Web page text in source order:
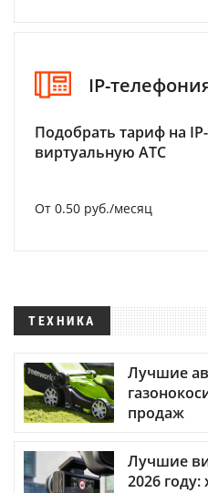
IP-
Подобрать тариф на
виртуальную АТС
От 0.50 руб./месяц
ТЕХНИКА
Лучшие
продаж
Лучшие
2026